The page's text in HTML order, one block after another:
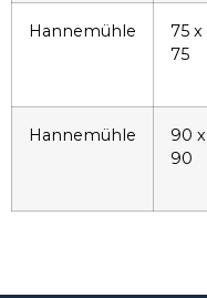
Hannemühle
75 x
75
Hannemühle
90 x
90